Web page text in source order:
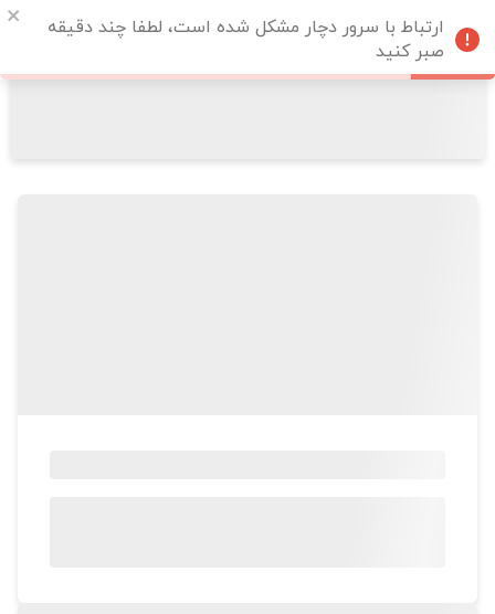
ارتباط با سرور دچار مشکل شده است، لطفا چند دقیقه
صبر کنید